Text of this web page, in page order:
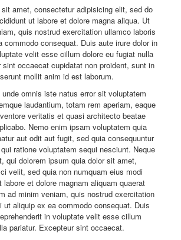
amet, consectetur adipisicing elit, sed do
ut labore et dolore magna aliqua. Ut
quis nostrud exercitation ullamco laboris
commodo consequat. Duis aute irure dolor in
velit esse cillum dolore eu fugiat nulla
sint occaecat cupidatat non proident, sunt in
mollit anim id est laborum.
omnis iste natus error sit voluptatem
laudantium, totam rem aperiam, eaque
veritatis et quasi architecto beatae
Nemo enim ipsam voluptatem quia
aut odit aut fugit, sed quia consequuntur
ratione voluptatem sequi nesciunt. Neque
qui dolorem ipsum quia dolor sit amet,
velit, sed quia non numquam eius modi
labore et dolore magnam aliquam quaerat
ad minim veniam, quis nostrud exercitation
ut aliquip ex ea commodo consequat. Duis
in voluptate velit esse cillum
pariatur. Excepteur sint occaecat.